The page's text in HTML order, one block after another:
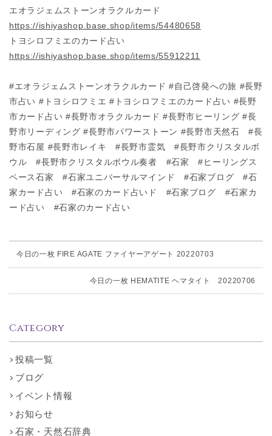
エオラジェムストーンオラクルカード
https://ishiyashop.base.shop/items/54480658
トヨシロフミエのカード占い
https://ishiyashop.base.shop/items/55912211
#エオラジェムストーンオラクルカード #自己啓発への旅 #長野
市占い #トヨシロフミエ #トヨシロフミエのカード占い #長野
市カード占い #長野市オラクルカード #長野市ヒーリング #長
野市リーディング #長野市パワーストーン #長野市天然石 #長
野市石屋 #長野市レイキ #長野市霊気 #長野市クリスタルボ
ウル #長野市クリスタルボウル奏者 #石家 #ヒーリングス
ペース石家 #石家ユニバーサルマインド #石家ブログ #石
家カード占い #石家のカード占いド #石家ブログ #石家カ
ード占い #石家のカード占い
今日の一枚 FIRE AGATE ファイヤーアゲート 20220703
今日の一枚 HEMATITE ヘマタイト 20220706
Category
投稿一覧
ブログ
イベント情報
お知らせ
石家・天然石辞典